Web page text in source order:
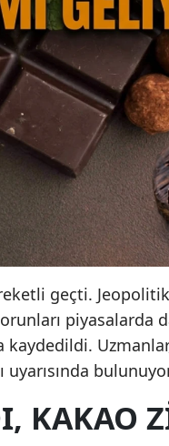
geçti.
piyasalarda
kaydedildi.
uyarısında
KAKAO